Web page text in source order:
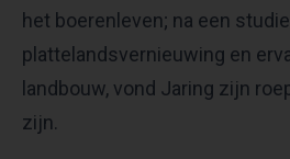
het boerenleven; na een
plattelandsvernieuwing en
landbouw, vond Jaring zijn
zijn.